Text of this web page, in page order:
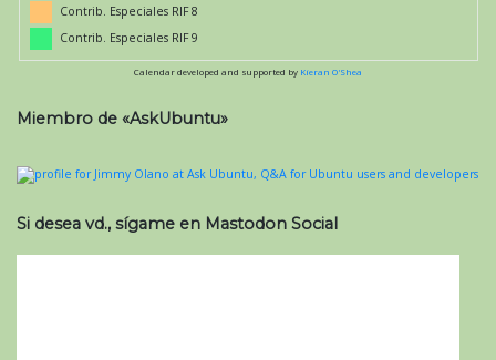
Contrib. Especiales RIF 8
Contrib. Especiales RIF 9
Calendar developed and supported by Kieran O'Shea
Miembro de «AskUbuntu»
Si desea vd., sígame en Mastodon Social